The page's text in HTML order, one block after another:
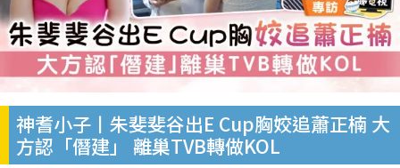
神耆小子丨朱斐斐谷出E Cup胸姣追蕭正楠 大
方認「僭建」 離巢TVB轉做KOL